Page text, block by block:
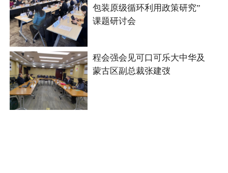
包装原级循环利用政策研究”
课题研讨会
程会强会见可口可乐大中华及
蒙古区副总裁张建弢